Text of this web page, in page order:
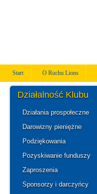
Start O Ruchu Lions
Działalność Klubu
Działania prospołeczne
Darowizny pieniężne
Podziękowania
Pozyskiwanie funduszy
Zaproszenia
Sponsorzy i darczyńcy